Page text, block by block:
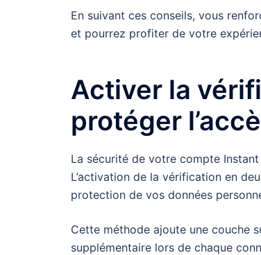
En suivant ces conseils, vous
et pourrez profiter de votre
Activer la
protéger
La sécurité de votre compte
L’activation de la vérification en
protection de vos données
Cette méthode ajoute une couche
supplémentaire lors de chaque